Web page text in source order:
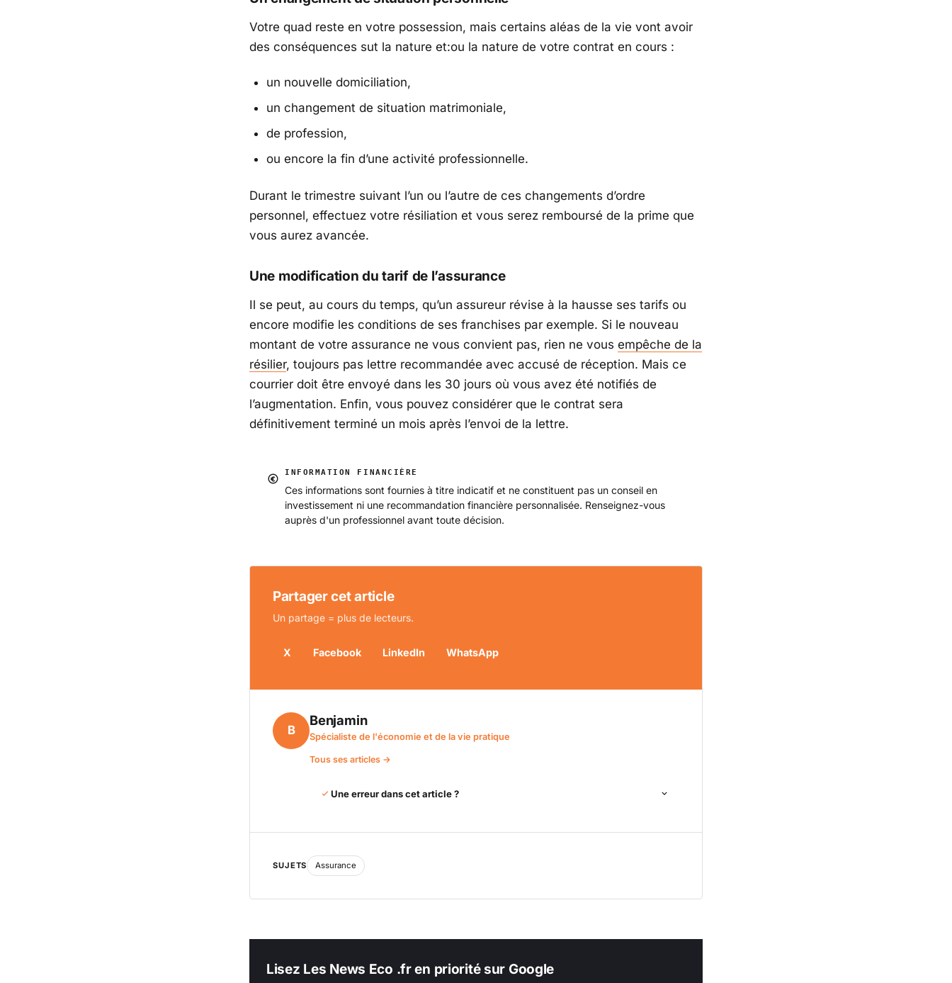
Votre quad reste en votre possession, mais certains aléas de la vie vont avoir
des conséquences sut la nature et:ou la nature de votre contrat en cours :
un nouvelle domiciliation,
un changement de situation matrimoniale,
de profession,
ou encore la fin d’une activité professionnelle.
Durant le trimestre suivant l’un ou l’autre de ces changements d’ordre
personnel, effectuez votre résiliation et vous serez remboursé de la prime que
vous aurez avancée.
Une modification du tarif de l’assurance
Il se peut, au cours du temps, qu’un assureur révise à la hausse ses tarifs ou
encore modifie les conditions de ses franchises par exemple. Si le nouveau
montant de votre assurance ne vous convient pas, rien ne vous empêche de la
résilier, toujours pas lettre recommandée avec accusé de réception. Mais ce
courrier doit être envoyé dans les 30 jours où vous avez été notifiés de
l’augmentation. Enfin, vous pouvez considérer que le contrat sera
définitivement terminé un mois après l’envoi de la lettre.
INFORMATION FINANCIÈRE
Ces informations sont fournies à titre indicatif et ne constituent pas un conseil en
investissement ni une recommandation financière personnalisée. Renseignez-vous
auprès d'un professionnel avant toute décision.
Partager cet article
Un partage = plus de lecteurs.
X Facebook LinkedIn WhatsApp
B
Benjamin
Spécialiste de l'économie et de la vie pratique
Tous ses articles →
Une erreur dans cet article ?
SUJETS Assurance
Lisez Les News Eco .fr en priorité sur Google